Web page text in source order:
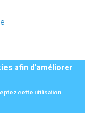
site.fr
afin d'améliorer
cette utilisation